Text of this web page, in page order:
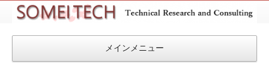
SOMEITEC
メインメニュー